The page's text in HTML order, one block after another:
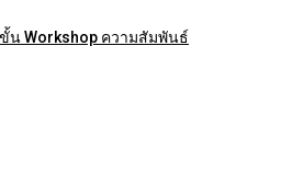
ขั้น Workshop ความสัมพันธ์